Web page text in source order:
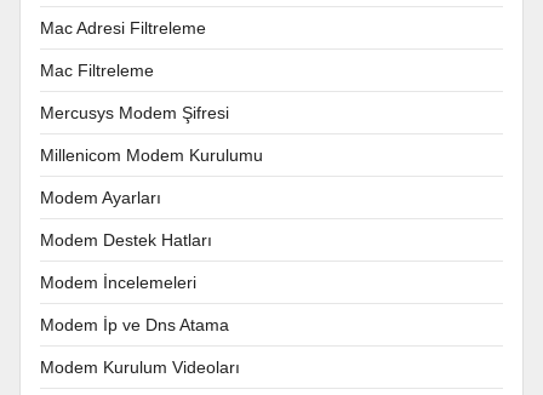
Mac Adresi Filtreleme
Mac Filtreleme
Mercusys Modem Şifresi
Millenicom Modem Kurulumu
Modem Ayarları
Modem Destek Hatları
Modem İncelemeleri
Modem İp ve Dns Atama
Modem Kurulum Videoları